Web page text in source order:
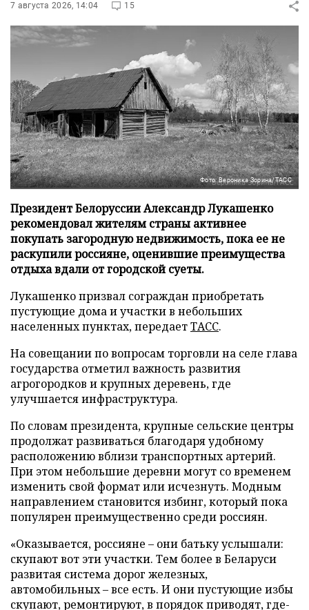
7 августа 2026, 14:04 15
Фото: Вероника Зорина/ТАСС
Президент Белоруссии Александр Лукашенко
рекомендовал жителям страны активнее
покупать загородную недвижимость, пока ее не
раскупили россияне, оценившие преимущества
отдыха вдали от городской суеты.
Лукашенко призвал сограждан приобретать
пустующие дома и участки в небольших
населенных пунктах, передаетТАСС.
На совещании по вопросам торговли на селе глава
государства отметил важность развития
агрогородков и крупных деревень, где
улучшается инфраструктура.
По словам президента, крупные сельские центры
продолжат развиваться благодаря удобному
расположению вблизи транспортных артерий.
При этом небольшие деревни могут со временем
изменить свой формат или исчезнуть. Модным
направлением становится избинг, который пока
популярен преимущественно среди россиян.
«Оказывается, россияне – они батьку услышали:
скупают вот эти участки. Тем более в Беларуси
развитая система дорог железных,
автомобильных – все есть. И они пустующие избы
скупают, ремонтируют, в порядок приводят, где-